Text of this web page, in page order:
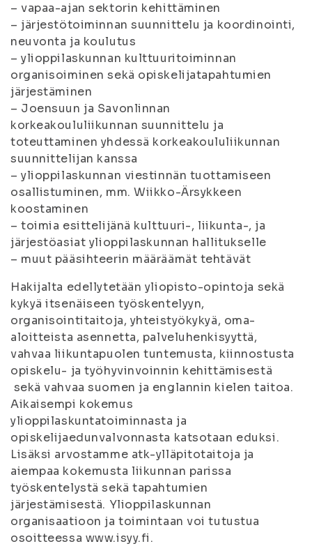
– vapaa-ajan sektorin kehittäminen
– järjestötoiminnan suunnittelu ja koordinointi,
neuvonta ja koulutus
– ylioppilaskunnan kulttuuritoiminnan
organisoiminen sekä opiskelijatapahtumien
järjestäminen
– Joensuun ja Savonlinnan
korkeakoululiikunnan suunnittelu ja
toteuttaminen yhdessä korkeakoululiikunnan
suunnittelijan kanssa
– ylioppilaskunnan viestinnän tuottamiseen
osallistuminen, mm. Wiikko-Ärsykkeen
koostaminen
– toimia esittelijänä kulttuuri-, liikunta-, ja
järjestöasiat ylioppilaskunnan hallitukselle
– muut pääsihteerin määräämät tehtävät
Hakijalta edellytetään yliopisto-opintoja sekä
kykyä itsenäiseen työskentelyyn,
organisointitaitoja, yhteistyökykyä, oma-
aloitteista asennetta, palveluhenkisyyttä,
vahvaa liikuntapuolen tuntemusta, kiinnostusta
opiskelu- ja työhyvinvoinnin kehittämisestä
sekä vahvaa suomen ja englannin kielen taitoa.
Aikaisempi kokemus
ylioppilaskuntatoiminnasta ja
opiskelijaedunvalvonnasta katsotaan eduksi.
Lisäksi arvostamme atk-ylläpitotaitoja ja
aiempaa kokemusta liikunnan parissa
työskentelystä sekä tapahtumien
järjestämisestä. Ylioppilaskunnan
organisaatioon ja toimintaan voi tutustua
osoitteessa www.isyy.fi.